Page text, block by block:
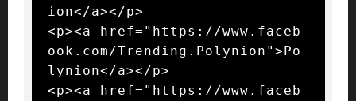
ion</a></p>
<p><a href="https://www.faceb
ook.com/Trending.Polynion">Po
lynion</a></p>
<p><a href="https://www.faceb